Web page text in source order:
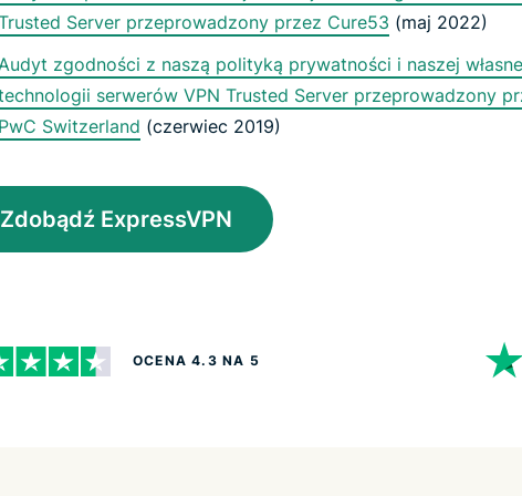
Server przeprowadzony przez Cure53 (maj 2022)
zgodności z naszą polityką prywatności i naszej
serwerów VPN Trusted Server przeprowadzony
PwC Switzerland (czerwiec 2019)
Zdobądź ExpressVPN
OCENA 4.3 NA 5